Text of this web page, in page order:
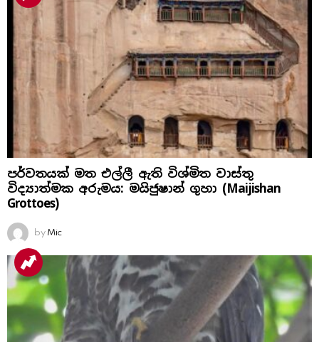
පර්වතයක් මත එල්ලී ඇති විශ්මිත වාස්තු
විද්‍යාත්මක අරුමය: මයිජුෂාන් ගුහා (Maijishan
Grottoes)
by Mic